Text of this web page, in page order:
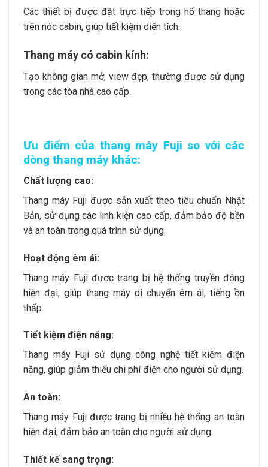
Các thiết bị được đặt trực tiếp trong hố thang hoặc
trên nóc cabin, giúp tiết kiệm diện tích.
Thang máy có cabin kính:
Tạo không gian mở, view đẹp, thường được sử dụng
trong các tòa nhà cao cấp.
Ưu điểm của thang máy Fuji so với các
dòng thang máy khác:
Chất lượng cao:
Thang máy Fuji được sản xuất theo tiêu chuẩn Nhật
Bản, sử dụng các linh kiện cao cấp, đảm bảo độ bền
và an toàn trong quá trình sử dụng.
Hoạt động êm ái:
Thang máy Fuji được trang bị hệ thống truyền động
hiện đại, giúp thang máy di chuyển êm ái, tiếng ồn
thấp.
Tiết kiệm điện năng:
Thang máy Fuji sử dụng công nghệ tiết kiệm điện
năng, giúp giảm thiểu chi phí điện cho người sử dụng.
An toàn:
Thang máy Fuji được trang bị nhiều hệ thống an toàn
hiện đại, đảm bảo an toàn cho người sử dụng.
Thiết kế sang trọng: